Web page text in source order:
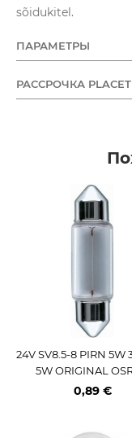
sõidukitel.
ПАРАМЕТРЫ
РАССРОЧКА PLACET
24V SV8.5-8 PIRN 5W
5W ORIGINAL
0,89 €